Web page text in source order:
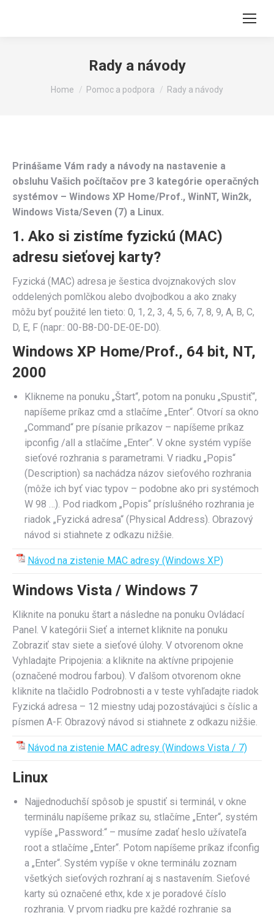
Rady a návody
You are here:
Home Pomoc a podpora Rady a návody
Prinášame Vám rady a návody na nastavenie a
obsluhu Vašich počítačov pre 3 kategórie operačných
systémov – Windows XP Home/Prof., WinNT, Win2k,
Windows Vista/Seven (7) a Linux.
1. Ako si zistíme fyzickú (MAC)
adresu sieťovej karty?
Fyzická (MAC) adresa je šestica dvojznakových slov
oddelených pomlčkou alebo dvojbodkou a ako znaky
môžu byť použité len tieto: 0, 1, 2, 3, 4, 5, 6, 7, 8, 9, A, B, C,
D, E, F (napr.: 00-B8-D0-DE-0E-D0).
Windows XP Home/Prof., 64 bit, NT,
2000
Klikneme na ponuku „Štart“, potom na ponuku „Spustiť“,
napíšeme príkaz cmd a stlačíme „Enter“. Otvorí sa okno
„Command“ pre písanie príkazov – napíšeme príkaz
ipconfig /all a stlačíme „Enter“. V okne systém vypíše
sieťové rozhrania s parametrami. V riadku „Popis“
(Description) sa nachádza názov sieťového rozhrania
(môže ich byť viac typov – podobne ako pri systémoch
W 98 …). Pod riadkom „Popis“ príslušného rozhrania je
riadok „Fyzická adresa“ (Physical Address). Obrazový
návod si stiahnete z odkazu nižšie.
Návod na zistenie MAC adresy (Windows XP)
Windows Vista / Windows 7
Kliknite na ponuku štart a následne na ponuku Ovládací
Panel. V kategórii Sieť a internet kliknite na ponuku
Zobraziť stav siete a sieťové úlohy. V otvorenom okne
Vyhladajte Pripojenia: a kliknite na aktívne pripojenie
(označené modrou farbou). V ďalšom otvorenom okne
kliknite na tlačidlo Podrobnosti a v teste vyhľadajte riadok
Fyzická adresa – 12 miestny udaj pozostávajúci s číslic a
písmen A-F. Obrazový návod si stiahnete z odkazu nižšie.
Návod na zistenie MAC adresy (Windows Vista / 7)
Linux
Najjednoduchší spôsob je spustiť si terminál, v okne
terminálu napíšeme príkaz su, stlačíme „Enter“, systém
vypíše „Password:“ – musíme zadať heslo užívateľa
root a stlačíme „Enter“. Potom napíšeme príkaz ifconfig
a „Enter“. Systém vypíše v okne terminálu zoznam
všetkých sieťových rozhraní aj s nastavením. Sieťové
karty sú označené ethx, kde x je poradové číslo
rozhrania. V prvom riadku pre každé rozhranie sa